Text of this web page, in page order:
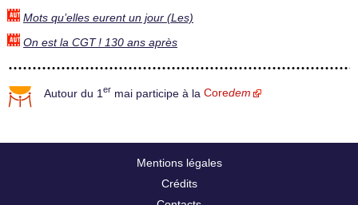
Mots qu’elles eurent un jour (Les)
On est la CGT ! 130 ans après
Autour du 1 er mai participe à la Coredem
Mentions légales
Crédits